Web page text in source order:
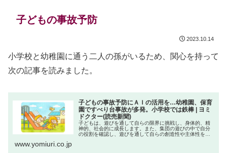
子どもの事故予防
2023.10.14
小学校と幼稚園に通う二人の孫がいるため、関心を持って
次の記事を読みました。
子どもの事故予防にＡＩの活用を…幼稚園、保育
園ですべり台事故が多発。小学校では鉄棒 | ヨミ
ドクター(読売新聞)
子どもは、遊びを通して自らの限界に挑戦し、身体的、精
神的、社会的に成長します。また、集団の遊びの中で自分
の役割を確認し、遊びを通して自らの創造性や主体性を向
www.yomiuri.co.jp